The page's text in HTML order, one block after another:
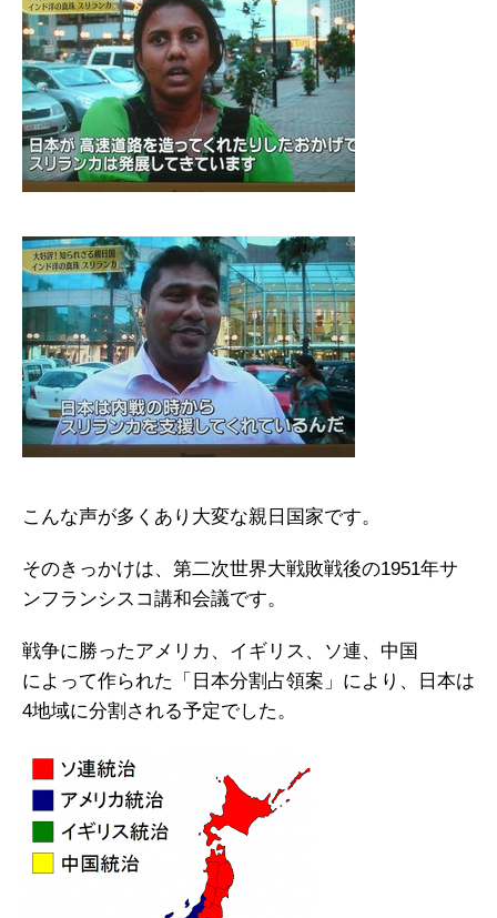
こんな声が多くあり大変な親日国家です。
そのきっかけは、第二次世界大戦敗戦後の1951年サ
ンフランシスコ講和会議です。
戦争に勝ったアメリカ、イギリス、ソ連、中国
によって作られた「日本分割占領案」により、日本は
4地域に分割される予定でした。